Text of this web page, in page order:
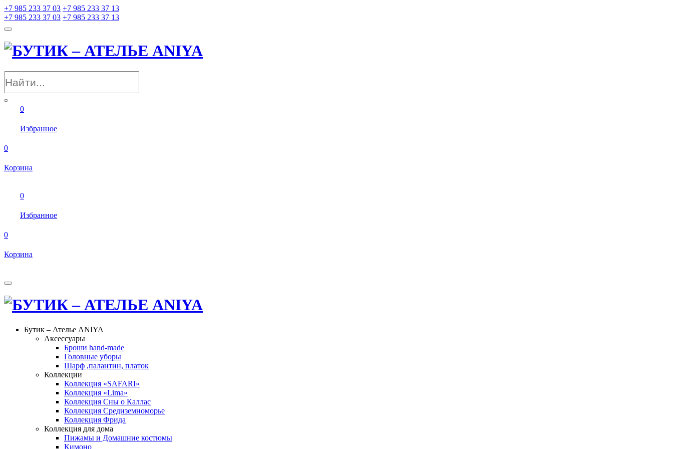
+7 985 233 37 03 +7 985 233 37 13
+7 985 233 37 03 +7 985 233 37 13
0
Избранное
0
Корзина
0
Избранное
0
Корзина
Бутик – Ателье ANIYA
Аксессуары
Броши hand-made
Головные уборы
Шарф ,палантин, платок
Коллекции
Коллекция «SAFARI»
Коллекция «Lima»
Коллекция Сны о Каллас
Коллекция Средиземноморье
Коллекция Фрида
Коллекция для дома
Пижамы и Домашние костюмы
Кимоно